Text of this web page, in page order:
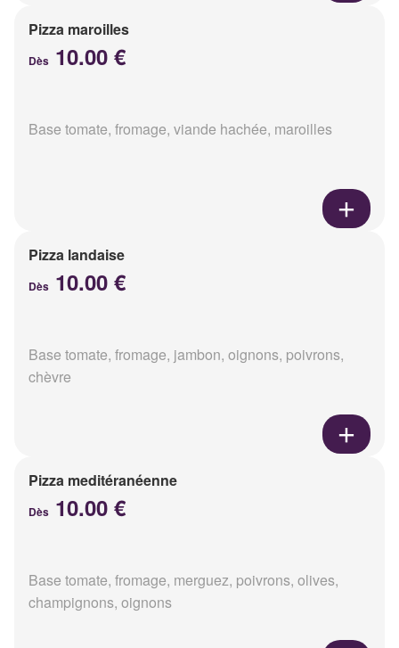
Pizza maroilles
Dès 10.00 €
Base tomate, fromage, viande hachée, maroilles
Pizza landaise
Dès 10.00 €
Base tomate, fromage, jambon, oignons, poivrons,
chèvre
Pizza meditéranéenne
Dès 10.00 €
Base tomate, fromage, merguez, poivrons, olives,
champignons, oignons